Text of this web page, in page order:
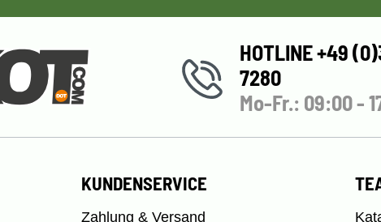
HOTLINE +49
7280
Mo-Fr.: 09:00 -
KUNDENSERVICE
Zahlung & Versand